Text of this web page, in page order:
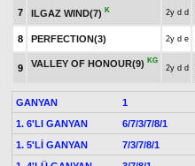
7 ILGAZ WIND(7) K 2y d d
8 PERFECTION(3) 2y d e
9 VALLEY OF HONOUR(9) KG
2y d d
GANYAN 1
1. 6'LI GANYAN
6/7/3/7/8/1
1. 5'Lİ GANYAN
7/3/7/8/1